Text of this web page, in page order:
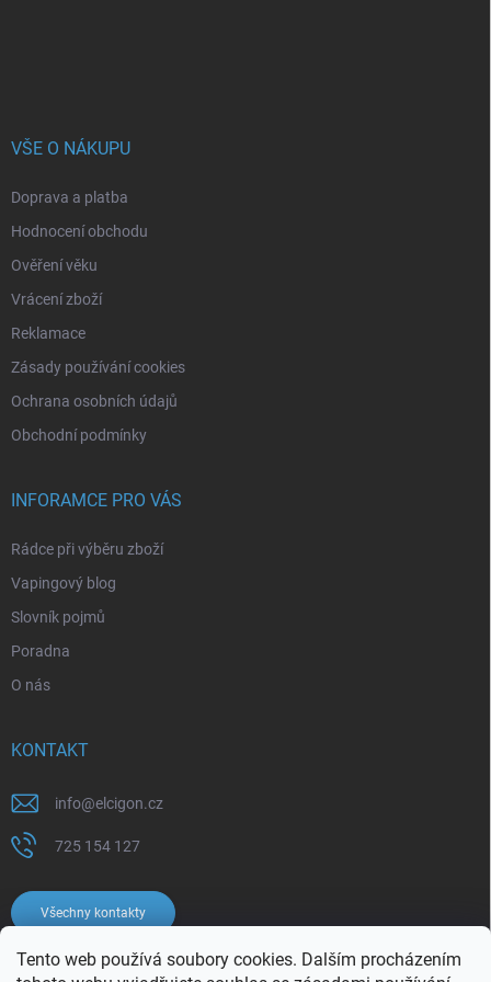
Tento web používá soubory cookies. Dalším procházením
VŠE O NÁKUPU
Doprava a platba
Hodnocení obchodu
Ověření věku
Vrácení zboží
Reklamace
Zásady používání cookies
Ochrana osobních údajů
Obchodní podmínky
INFORAMCE PRO VÁS
Rádce při výběru zboží
Vapingový blog
Slovník pojmů
Poradna
O nás
KONTAKT
info@elcigon.cz
725 154 127
Všechny kontakty